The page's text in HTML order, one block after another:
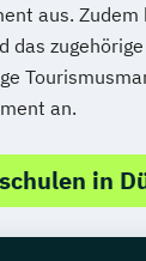
aus. Zudem
das
an.
in